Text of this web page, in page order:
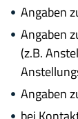
Angaben
Angaben
(z.B.
Angaben